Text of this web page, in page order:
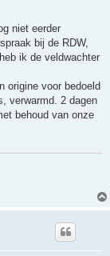
niet eerder
bij de RDW,
ik de veldwachter
origine voor bedoeld
verwarmd. 2 dagen
behoud van onze